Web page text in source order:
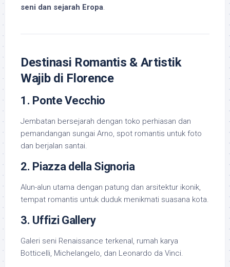
seni dan sejarah Eropa.
Destinasi Romantis & Artistik
Wajib di Florence
1. Ponte Vecchio
Jembatan bersejarah dengan toko perhiasan dan
pemandangan sungai Arno, spot romantis untuk foto
dan berjalan santai.
2. Piazza della Signoria
Alun-alun utama dengan patung dan arsitektur ikonik,
tempat romantis untuk duduk menikmati suasana kota.
3. Uffizi Gallery
Galeri seni Renaissance terkenal, rumah karya
Botticelli, Michelangelo, dan Leonardo da Vinci.